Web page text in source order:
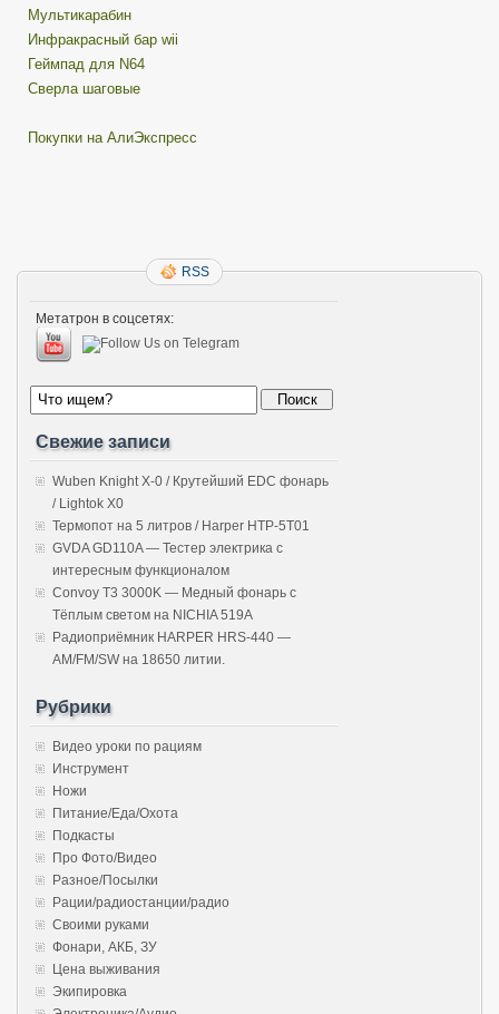
Мультикарабин
Инфракрасный бар wii
Геймпад для N64
Сверла шаговые
Покупки на АлиЭкспресс
RSS
Метатрон в соцсетях:
Свежие записи
Wuben Knight X-0 / Крутейший EDC фонарь
/ Lightok X0
Термопот на 5 литров / Harper HTP-5T01
GVDA GD110A — Тестер электрика с
интересным функционалом
Convoy T3 3000K — Медный фонарь с
Тёплым светом на NICHIA 519A
Радиоприёмник HARPER HRS-440 —
AM/FM/SW на 18650 литии.
Рубрики
Видео уроки по рациям
Инструмент
Ножи
Питание/Еда/Охота
Подкасты
Про Фото/Видео
Разное/Посылки
Рации/радиостанции/радио
Своими руками
Фонари, АКБ, ЗУ
Цена выживания
Экипировка